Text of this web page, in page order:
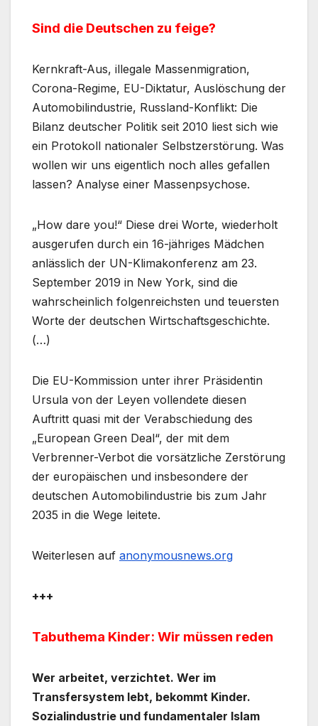
Sind die Deutschen zu feige?
Kernkraft-Aus, illegale Massenmigration,
Corona-Regime, EU-Diktatur, Auslöschung der
Automobilindustrie, Russland-Konflikt: Die
Bilanz deutscher Politik seit 2010 liest sich wie
ein Protokoll nationaler Selbstzerstörung. Was
wollen wir uns eigentlich noch alles gefallen
lassen? Analyse einer Massenpsychose.
„How dare you!“ Diese drei Worte, wiederholt
ausgerufen durch ein 16-jähriges Mädchen
anlässlich der UN-Klimakonferenz am 23.
September 2019 in New York, sind die
wahrscheinlich folgenreichsten und teuersten
Worte der deutschen Wirtschaftsgeschichte.
(…)
Die EU-Kommission unter ihrer Präsidentin
Ursula von der Leyen vollendete diesen
Auftritt quasi mit der Verabschiedung des
„European Green Deal“, der mit dem
Verbrenner-Verbot die vorsätzliche Zerstörung
der europäischen und insbesondere der
deutschen Automobilindustrie bis zum Jahr
2035 in die Wege leitete.
Weiterlesen auf anonymousnews.org
+++
Tabuthema Kinder: Wir müssen reden
Wer arbeitet, verzichtet. Wer im
Transfersystem lebt, bekommt Kinder.
Sozialindustrie und fundamentaler Islam